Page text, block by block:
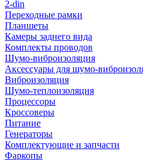
2-din
Переходные рамки
Планшеты
Камеры заднего вида
Комплекты проводов
Шумо-виброизоляция
Аксессуары для шумо-
Виброизоляция
Шумо-теплоизоляция
Процессоры
Кроссоверы
Питание
Генераторы
Комплектующие и запчасти
Фаркопы